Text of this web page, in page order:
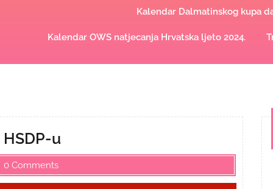
Kalendar Dalmatinskog kupa
Kalendar OWS natjecanja Hrvatska ljeto 2024.
u
0 Comments